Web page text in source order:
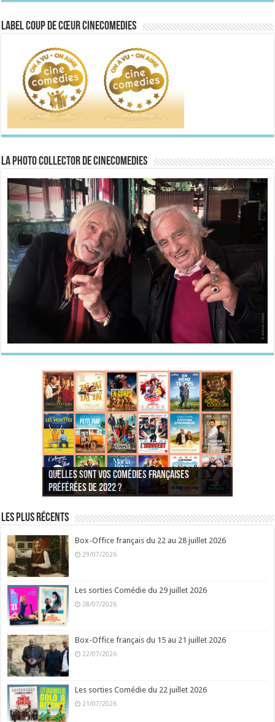
Label Coup de Cœur CineComedies
La Photo collector de CineComedies
Quelles sont vos comédies françaises
préférées de 2022 ?
Quel est votre personnage préféré du Père
Noël est une ordure ?
Quelles sont vos comédies françaises
préférées de 2021 ?
Quel est votre « Gendarme » préféré ?
Quels sont vos 3 comédies de Jean-Marie Poiré
préférées ?
Quel est votre « Tati » préféré ?
Quel est votre « bronzé » préféré ?
Les plus récents
Box-Office français du 22 au 28 juillet 2026
29/07/2026
Les sorties Comédie du 29 juillet 2026
28/07/2026
Box-Office français du 15 au 21 juillet 2026
22/07/2026
Les sorties Comédie du 22 juillet 2026
21/07/2026